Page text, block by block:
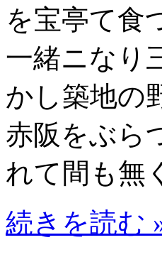
を宝亭て食
一緒ニなり
かし築地の
赤阪をぶら
れて間も無
続きを読む